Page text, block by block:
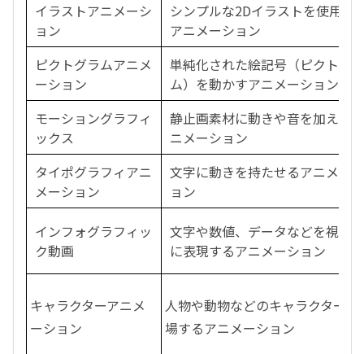
イラストアニメーシ
ョン
シンプルな2Dイラストを使用し
アニメーション
ピクトグラムアニメ
ーション
単純化された絵記号（ピクトグラ
ム）を動かすアニメーション
モーショングラフィ
ックス
静止画素材に動きや音を加えたア
ニメーション
タイポグラフィアニ
メーション
文字に動きを持たせるアニメーシ
ョン
インフォグラフィッ
ク動画
文字や数値、データなどを視覚的
に表現するアニメーション
キャラクターアニメ
ーション
人物や動物などのキャラクターが
場するアニメーション